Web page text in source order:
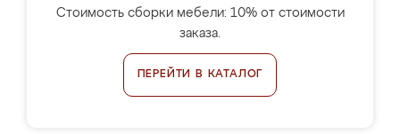
Стоимость сборки мебели: 10% от стоимости
заказа.
ПЕРЕЙТИ В КАТАЛОГ